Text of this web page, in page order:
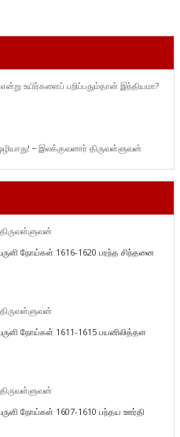
உயிர்களைப் பறிப்பதும்தான் இந்தியமா?
– இலக்குவனார் திருவள்ளுவன்
நோய்கள் 1616-1620 பரந்த சிந்தனை
நோய்கள் 1611-1615 பயனிலித்தள
நோய்கள் 1607-1610 பந்தய ஊர்தி